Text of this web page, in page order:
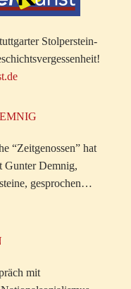
Stolperstein-
“Zeitgenossen” hat
Gunter Demnig,
gesprochen…
mit